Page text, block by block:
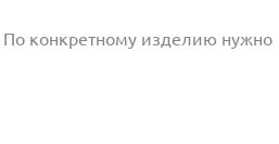
конкретному изделию нужно